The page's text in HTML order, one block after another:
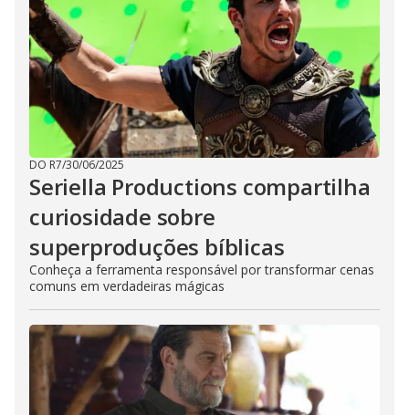
DO R7/30/06/2025
Seriella Productions compartilha
curiosidade sobre
superproduções bíblicas
Conheça a ferramenta responsável por transformar cenas
comuns em verdadeiras mágicas